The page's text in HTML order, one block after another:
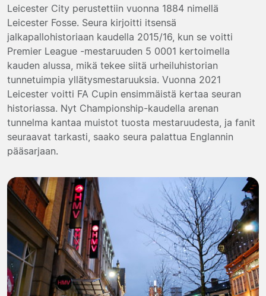
Leicester City perustettiin vuonna 1884 nimellä
Leicester Fosse. Seura kirjoitti itsensä
jalkapallohistoriaan kaudella 2015/16, kun se voitti
Premier League -mestaruuden 5 0001 kertoimella
kauden alussa, mikä tekee siitä urheiluhistorian
tunnetuimpia yllätysmestaruuksia. Vuonna 2021
Leicester voitti FA Cupin ensimmäistä kertaa seuran
historiassa. Nyt Championship-kaudella arenan
tunnelma kantaa muistot tuosta mestaruudesta, ja fanit
seuraavat tarkasti, saako seura palattua Englannin
pääsarjaan.